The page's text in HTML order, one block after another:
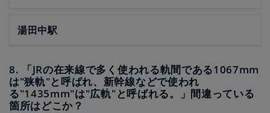
湯田中駅
8. 「JRの在来線で多く使われる軌間である1067mm
は"狭軌"と呼ばれ、新幹線などで使われ
る"1435mm"は"広軌"と呼ばれる。」間違っている
箇所はどこか？